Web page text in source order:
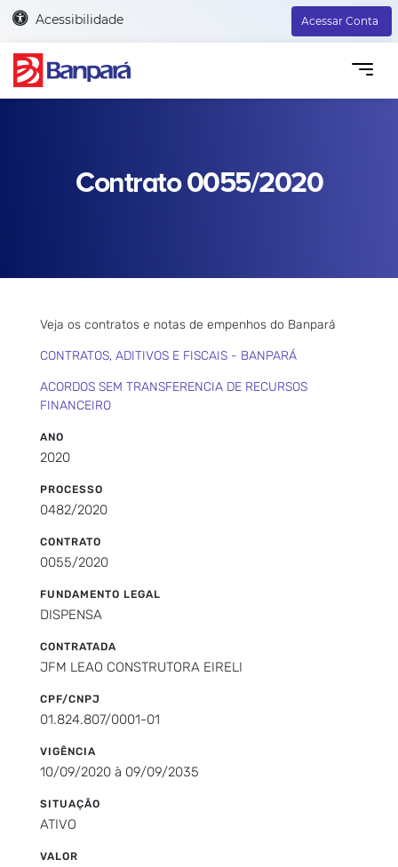
Acessibilidade Acessar Conta
Contrato 0055/2020
Veja os contratos e notas de empenhos do Banpará
CONTRATOS, ADITIVOS E FISCAIS - BANPARÁ
ACORDOS SEM TRANSFERENCIA DE RECURSOS
FINANCEIRO
ANO
2020
PROCESSO
0482/2020
CONTRATO
0055/2020
FUNDAMENTO LEGAL
DISPENSA
CONTRATADA
JFM LEAO CONSTRUTORA EIRELI
CPF/CNPJ
01.824.807/0001-01
VIGÊNCIA
10/09/2020 à 09/09/2035
SITUAÇÃO
ATIVO
VALOR